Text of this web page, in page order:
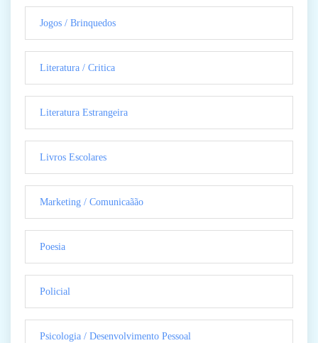
Jogos / Brinquedos
Literatura / Critica
Literatura Estrangeira
Livros Escolares
Marketing / Comunicaãão
Poesia
Policial
Psicologia / Desenvolvimento Pessoal